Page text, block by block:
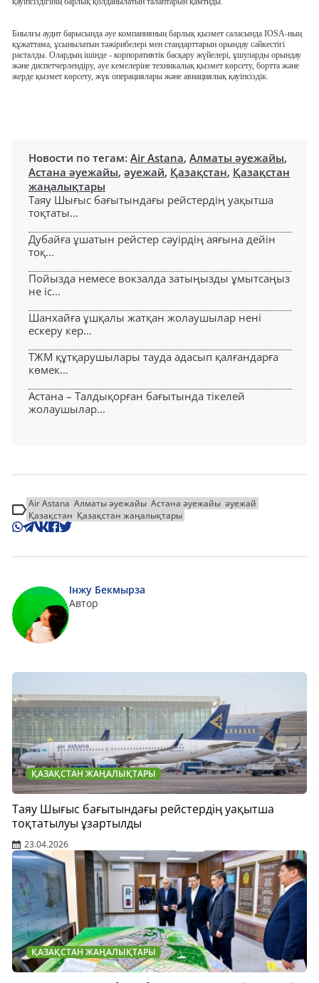
Биылғы аудит барысында әуе компанияның барлық қызмет саласында IOSA-ның
құжаттама, ұсынылатын тәжірибелері мен стандарттарын орындау сәйкестігі
расталды. Олардың ішінде - корпоративтік басқару жүйелері, ұшуларды орындау
және диспетчерлендіру, әуе кемелеріне техникалық қызмет көрсету, бортта және
жерде қызмет көрсету, жүк операциялары және авиациялық қауіпсіздік.
Новости по тегам: Air Astana, Алматы әуежайы,
Астана әуежайы, әуежай, Қазақстан, Қазақстан
жаңалықтары
Таяу Шығыс бағытындағы рейстердің уақытша
тоқтаты...
Дубайға ұшатын рейстер сәуірдің аяғына дейін
тоқ...
Пойызда немесе вокзалда затыңызды ұмытсаңыз
не іс...
Шанхайға ұшқалы жатқан жолаушылар нені
ескеру кер...
ТЖМ құтқарушылары тауда адасып қалғандарға
көмек...
Астана – Талдықорған бағытында тікелей
жолаушылар...
Air Astana Алматы әуежайы Астана әуежайы әуежай
Қазақстан Қазақстан жаңалықтары
Інжу Бекмырза
Автор
ҚАЗАҚСТАН ЖАҢАЛЫҚТАРЫ
Таяу Шығыс бағытындағы рейстердің уақытша
тоқтатылуы ұзартылды
23.04.2026
ҚАЗАҚСТАН ЖАҢАЛЫҚТАРЫ